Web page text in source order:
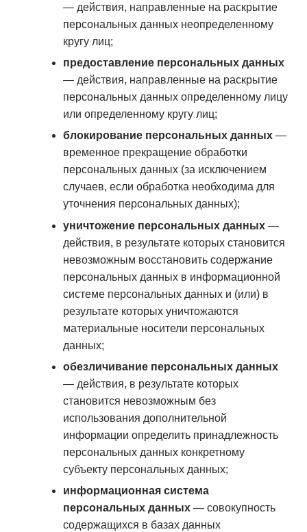
— действия, направленные на раскрытие
персональных данных неопределенному
кругу лиц;
предоставление персональных данных
— действия, направленные на раскрытие
персональных данных определенному лицу
или определенному кругу лиц;
блокирование персональных данных—
временное прекращение обработки
персональных данных (за исключением
случаев, если обработка необходима для
уточнения персональных данных);
уничтожение персональных данных—
действия, в результате которых становится
невозможным восстановить содержание
персональных данных в информационной
системе персональных данных и (или) в
результате которых уничтожаются
материальные носители персональных
данных;
обезличивание персональных данных
— действия, в результате которых
становится невозможным без
использования дополнительной
информации определить принадлежность
персональных данных конкретному
субъекту персональных данных;
информационная система
персональных данных— совокупность
содержащихся в базах данных